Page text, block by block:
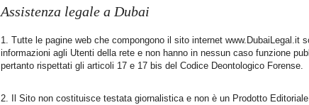
Assistenza legale a Dubai
Tutte le pagine web che compongono il sito internet www.DubaiLegal.it
informazioni agli Utenti della rete e non hanno in nessun caso funzione
pertanto rispettati gli articoli 17 e 17 bis del Codice Deontologico Forense.
Il Sito non costituisce testata giornalistica e non è un Prodotto